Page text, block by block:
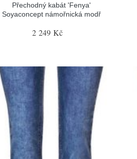
Přechodný kabát 'Fenya'
Soyaconcept námořnická modř
2 249 Kč